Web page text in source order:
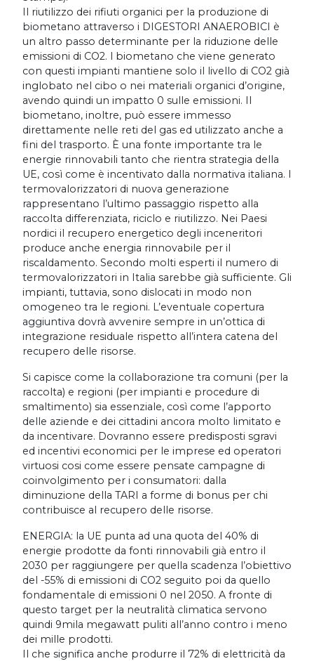
Il riutilizzo dei rifiuti organici per la produzione di
biometano attraverso i DIGESTORI ANAEROBICI è
un altro passo determinante per la riduzione delle
emissioni di CO2. l biometano che viene generato
con questi impianti mantiene solo il livello di CO2 già
inglobato nel cibo o nei materiali organici d’origine,
avendo quindi un impatto 0 sulle emissioni. Il
biometano, inoltre, può essere immesso
direttamente nelle reti del gas ed utilizzato anche a
fini del trasporto. È una fonte importante tra le
energie rinnovabili tanto che rientra strategia della
UE, così come è incentivato dalla normativa italiana. I
termovalorizzatori di nuova generazione
rappresentano l’ultimo passaggio rispetto alla
raccolta differenziata, riciclo e riutilizzo. Nei Paesi
nordici il recupero energetico degli inceneritori
produce anche energia rinnovabile per il
riscaldamento. Secondo molti esperti il numero di
termovalorizzatori in Italia sarebbe già sufficiente. Gli
impianti, tuttavia, sono dislocati in modo non
omogeneo tra le regioni. L’eventuale copertura
aggiuntiva dovrà avvenire sempre in un’ottica di
integrazione residuale rispetto all’intera catena del
recupero delle risorse.
Si capisce come la collaborazione tra comuni (per la
raccolta) e regioni (per impianti e procedure di
smaltimento) sia essenziale, così come l’apporto
delle aziende e dei cittadini ancora molto limitato e
da incentivare. Dovranno essere predisposti sgravi
ed incentivi economici per le imprese ed operatori
virtuosi cosi come essere pensate campagne di
coinvolgimento per i consumatori: dalla
diminuzione della TARI a forme di bonus per chi
contribuisce al recupero delle risorse.
ENERGIA: la UE punta ad una quota del 40% di
energie prodotte da fonti rinnovabili già entro il
2030 per raggiungere per quella scadenza l’obiettivo
del -55% di emissioni di CO2 seguito poi da quello
fondamentale di emissioni 0 nel 2050. A fronte di
questo target per la neutralità climatica servono
quindi 9mila megawatt puliti all’anno contro i meno
dei mille prodotti.
Il che significa anche produrre il 72% di elettricità da